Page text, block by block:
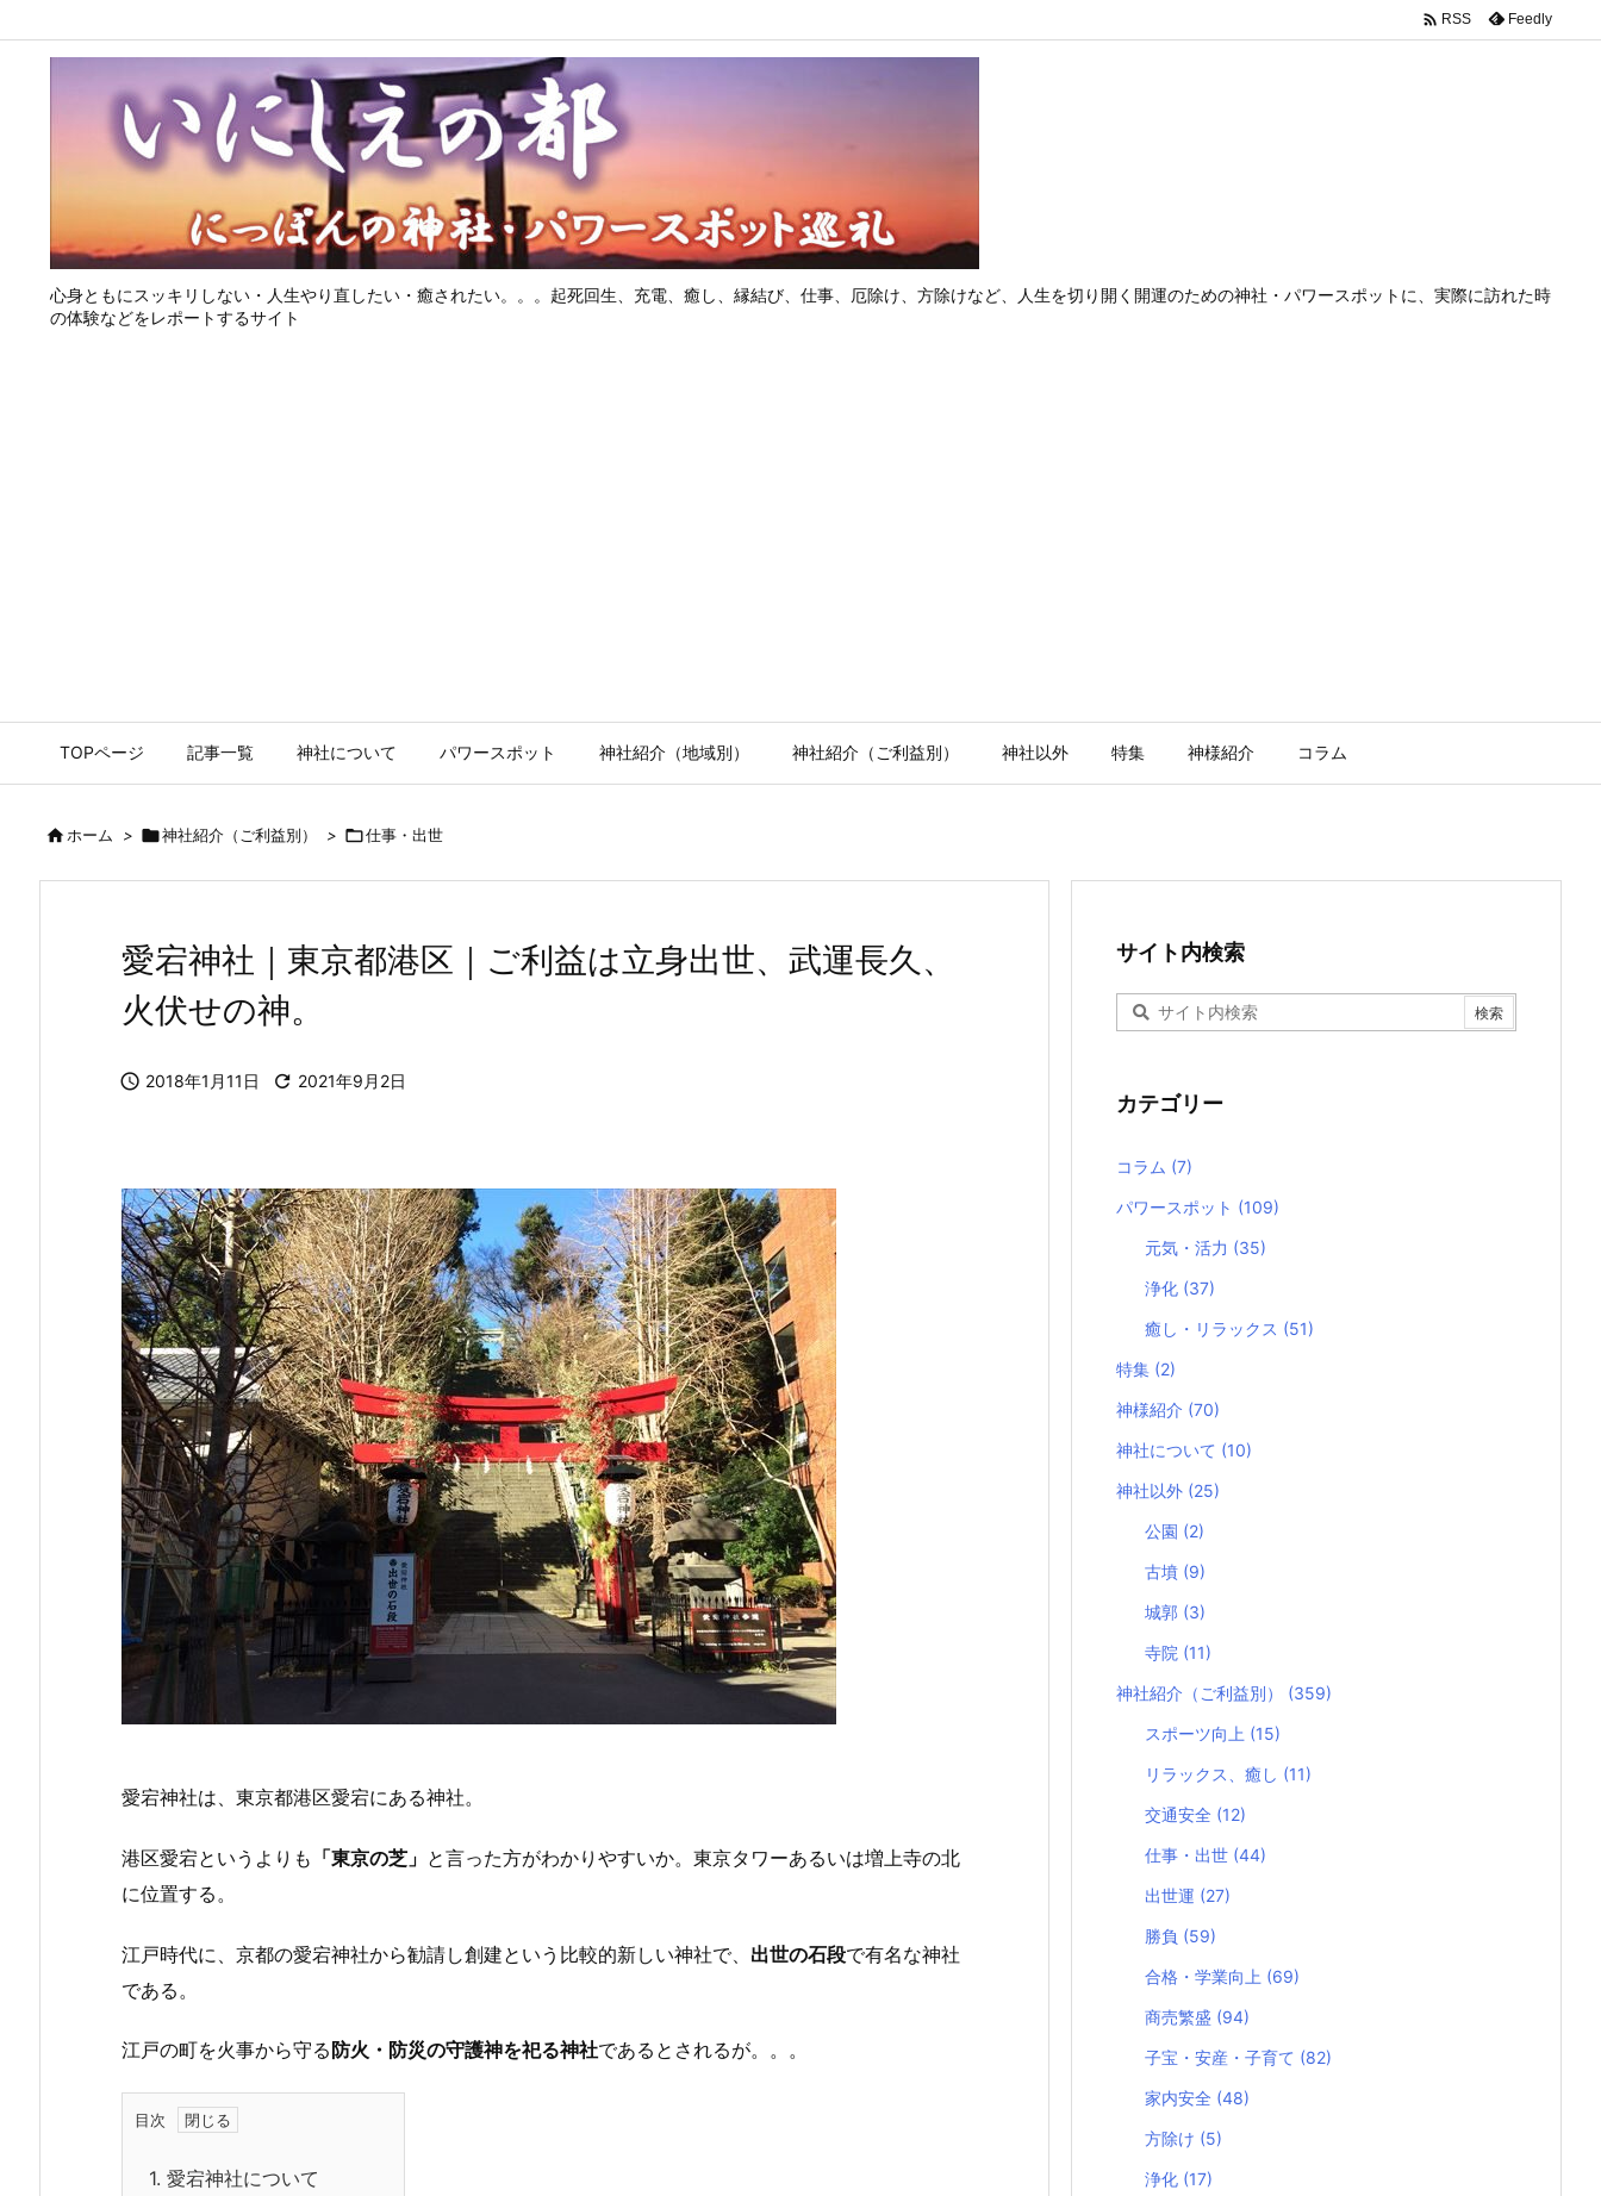
心身ともにスッキリしない・人生やり直したい・癒されたい。。。起死回生、充電、癒し、縁結び、仕事、厄除け、方除けなど、人生を切り開く開運のための神社・パワースポットに、実際に訪れた時
の体験などをレポートするサイト
TOPページ 記事一覧 神社について パワースポット 神社紹介（地域別） 神社紹介（ご利益別） 神社以外 特集 神様紹介 コラム
 RSS Feedly
ホーム > 神社紹介（ご利益別） > 仕事・出世
愛宕神社｜東京都港区｜ご利益は立身出世、武運長久、
火伏せの神。
 2018年1月11日  2021年9月2日
愛宕神社は、東京都港区愛宕にある神社。
港区愛宕というよりも 「東京の芝」 と言った方がわかりやすいか。東京タワーあるいは増上寺の北
に位置する。
江戸時代に、京都の愛宕神社から勧請し創建という比較的新しい神社で、 出世の石段で有名な神社
である。
江戸の町を火事から守る 防火・防災の守護神を祀る神社であるとされるが。。。
目次
1. 愛宕神社について
サイト内検索
カテゴリー
コラム (7)
パワースポット (109)
元気・活力 (35)
浄化 (37)
癒し・リラックス (51)
特集 (2)
神様紹介 (70)
神社について (10)
神社以外 (25)
公園 (2)
古墳 (9)
城郭 (3)
寺院 (11)
神社紹介（ご利益別） (359)
スポーツ向上 (15)
リラックス、癒し (11)
交通安全 (12)
仕事・出世 (44)
出世運 (27)
勝負 (59)
合格・学業向上 (69)
商売繁盛 (94)
子宝・安産・子育て (82)
家内安全 (48)
方除け (5)
浄化 (17)